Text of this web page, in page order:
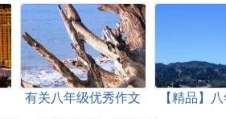
有关八年级优秀作文
【精品】